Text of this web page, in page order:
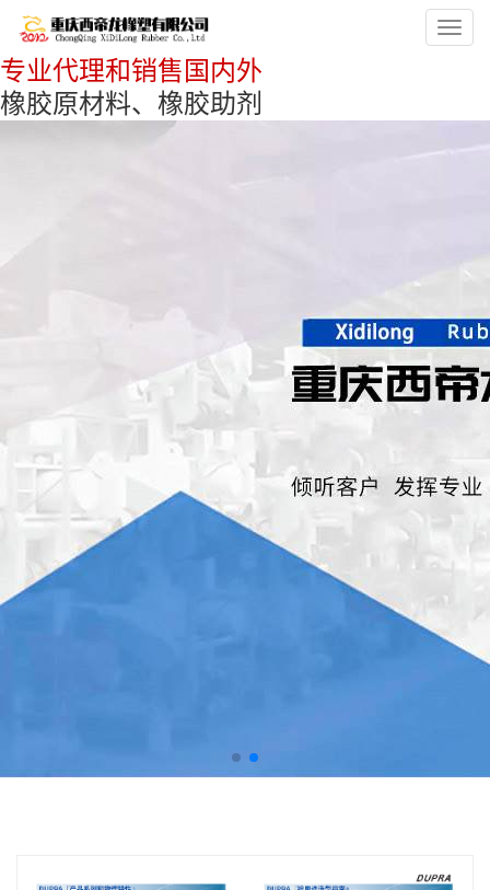
专业代理和销售国内外
橡胶原材料、橡胶助剂